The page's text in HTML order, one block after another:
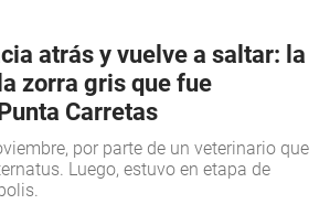
atrás y vuelve a saltar: la
zorra gris que fue
Carretas
por parte de un veterinario que
Luego, estuvo en etapa de